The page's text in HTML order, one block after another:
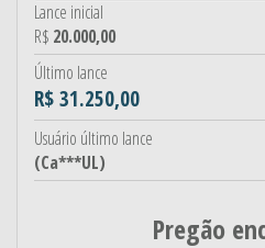
Lance inicial
R$ 20.000,00
Último lance
R$ 31.250,00
Usuário último lance
(Ca***UL)
Pregão